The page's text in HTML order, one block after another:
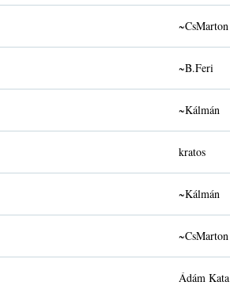
~CsMarton
~B.Feri
~Kálmán
kratos
~Kálmán
~CsMarton
Ádám Kata